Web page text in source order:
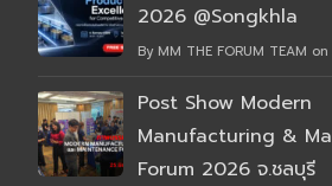
2026 @Songkhla
By MM THE FORUM TEAM
Post Show Modern
Manufacturing &
Forum 2026 จ.ชลบุรี